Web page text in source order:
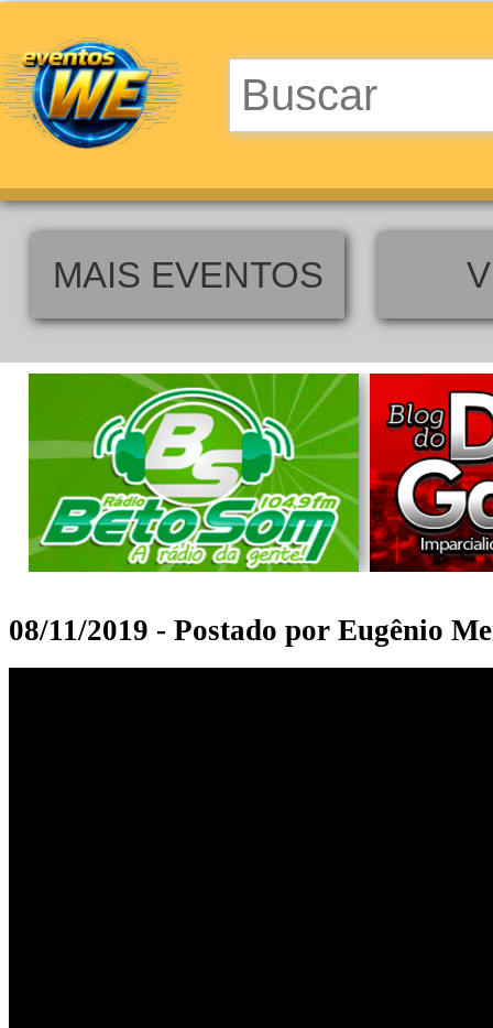
MAIS EVENTOS
08/11/2019 - Postado por Eugênio